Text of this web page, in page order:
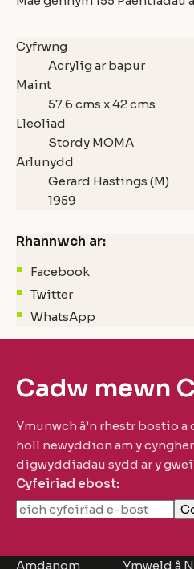
Cyfrwng
Acrylig ar bapur
Maint
57.6 cms x 42 cms
Lleoliad
Stordy MOMA
Arlunydd
Gerard Hastings (M)
1959
Rhannwch ar:
Facebook
Twitter
WhatsApp
Cadw mewn
Ymunwch â’n rhestr bostio a
holl newyddion am y
digwyddiadau sydd ar y
Cyfeiriad ebost:
Amdanom
Ymweld â